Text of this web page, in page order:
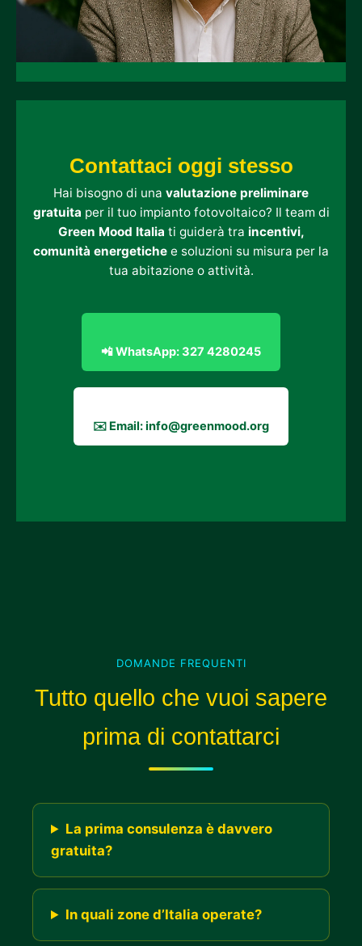
Contattaci oggi stesso
Hai bisogno di una valutazione preliminare
gratuita per il tuo impianto fotovoltaico? Il team di
Green Mood Italia ti guiderà tra incentivi,
comunità energetiche e soluzioni su misura per la
tua abitazione o attività.
📲 WhatsApp: 327 4280245
✉️ Email: info@greenmood.org
DOMANDE FREQUENTI
Tutto quello che vuoi sapere
prima di contattarci
La prima consulenza è davvero
gratuita?
In quali zone d’Italia operate?